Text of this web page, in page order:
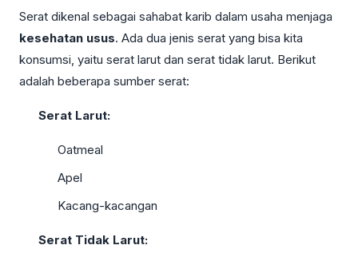
Serat dikenal sebagai sahabat karib dalam usaha menjaga
kesehatan usus. Ada dua jenis serat yang bisa kita
konsumsi, yaitu serat larut dan serat tidak larut. Berikut
adalah beberapa sumber serat:
Serat Larut:
Oatmeal
Apel
Kacang-kacangan
Serat Tidak Larut: